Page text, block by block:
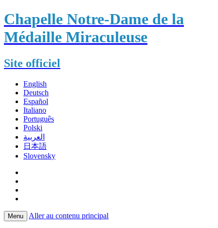
Chapelle Notre-Dame de la
Médaille Miraculeuse
Site officiel
English
Deutsch
Español
Italiano
Português
Polski
العربية
日本語
Slovensky
Menu Aller au contenu principal